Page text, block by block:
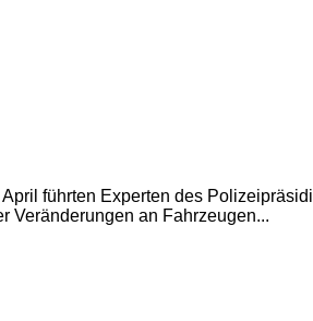
führten Experten des
Veränderungen an Fahrzeugen...